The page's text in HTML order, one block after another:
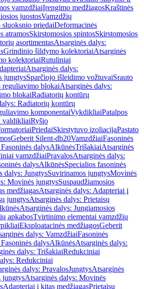
vamzdžiaiĮrengimo medžiagosKraštinės
juostosVamzdžių
priedaiDeformacinės
atramosSkirstomosios spintosSkirstomosios
asortimentasAtsarginės dalys:
Grindinio šildymo kolektoriaiAtsarginės
kolektoriaiRutuliniai
Atsarginės dalys:
jungtysSparčiojo išleidimo vožtuvaiSrauto
reguliavimo blokaiAtsarginės dalys:
blokaiRadiatorių kontūrų
Radiatorių kontūrų
komponentaiVykdikliaiPatalpos
valdikliaiRyšio
PriedaiSkirstytuvo izoliacijaPastato
Geberit Silent-db20VamzdžiaiFasoninės
dalysAlkūnėsTrišakiaiAtsarginės
vamzdžiaiPravalosAtsarginės dalys:
dalysAlkūnėsSpecialios fasoninės
dalys: JungtysSuvirinamos jungtysMovinės
Movinės jungtysSuspaudžiamosios
medžiagasAtsarginės dalys: Adapteriai į
jungtysAtsarginės dalys: Prietaisų
Atsarginės dalys: Jungiamosios
apkabosTvirtinimo elementai vamzdžių
Eksploatacinės medžiagosGeberit
dalys: VamzdžiaiFasoninės
dalysAlkūnėsAtsarginės dalys:
dalys: TrišakiaiRedukciniai
Redukciniai
dalys: PravalosJungtysAtsarginės
jungtysAtsarginės dalys: Movinės
Adapteriai į kitas medžiagasPrietaisų